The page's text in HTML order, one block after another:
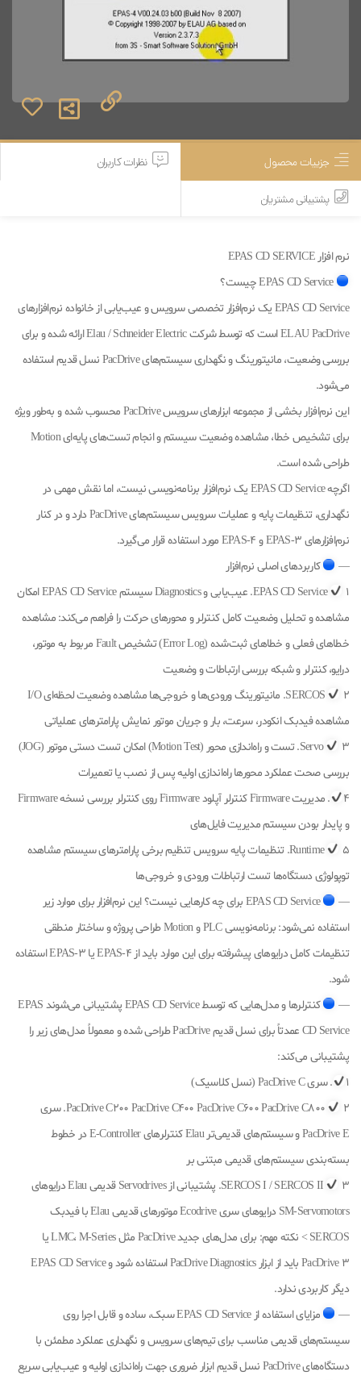
جزییات محصول نظرات کاربران
پشتیبانی مشتریان
نرم افزار EPAS CD SERVICE
EPAS CD Service چیست؟
EPAS CD Service یک نرم‌افزار تخصصی سرویس و عیب‌یابی از خانواده نرم‌افزارهای
ELAU PacDrive است که توسط شرکت Elau / Schneider Electric ارائه شده و برای
بررسی وضعیت، مانیتورینگ و نگهداری سیستم‌های PacDrive نسل قدیم استفاده
می‌شود.
این نرم‌افزار بخشی از مجموعه ابزارهای سرویس PacDrive محسوب شده و به‌طور ویژه
برای تشخیص خطا، مشاهده وضعیت سیستم و انجام تست‌های پایه‌ای Motion
طراحی شده است.
اگرچه EPAS CD Service یک نرم‌افزار برنامه‌نویسی نیست، اما نقش مهمی در
نگهداری، تنظیمات پایه و عملیات سرویس سیستم‌های PacDrive دارد و در کنار
نرم‌افزارهای EPAS-3 و EPAS-4 مورد استفاده قرار می‌گیرد.
—
کاربردهای اصلی نرم‌افزار
EPAS CD Service
1. عیب‌یابی و Diagnostics سیستم EPAS CD Service امکان
مشاهده و تحلیل وضعیت کامل کنترلر و محورهای حرکت را فراهم می‌کند: مشاهده
خطاهای فعلی و خطاهای ثبت‌شده (Error Log) تشخیص Fault مربوط به موتور،
درایو، کنترلر و شبکه بررسی ارتباطات و وضعیت
SERCOS
2. مانیتورینگ ورودی‌ها و خروجی‌ها مشاهده وضعیت لحظه‌ای I/O
مشاهده فیدبک انکودر، سرعت، بار و جریان موتور نمایش پارامترهای عملیاتی
Servo
3. تست و راه‌اندازی محور (Motion Test) امکان تست دستی موتور (JOG)
بررسی صحت عملکرد محورها راه‌اندازی اولیه پس از نصب یا تعمیرات
4
. مدیریت Firmware کنترلر آپلود Firmware روی کنترلر بررسی نسخه Firmware
و پایدار بودن سیستم مدیریت فایل‌های
Runtime5. تنظیمات پایه سرویس تنظیم برخی پارامترهای سیستم مشاهده
توپولوژی دستگاه‌ها تست ارتباطات ورودی و خروجی‌ها
—
EPAS CD Service برای چه کارهایی نیست؟ این نرم‌افزار برای موارد زیر
استفاده نمی‌شود: برنامه‌نویسی PLC و Motion طراحی پروژه و ساختار منطقی
تنظیمات کامل درایوهای پیشرفته برای این موارد باید از EPAS-4 یا EPAS-3 استفاده
شود.
—
کنترلرها و مدل‌هایی که توسط EPAS CD Service پشتیبانی می‌شوند EPAS
CD Service عمدتاً برای نسل قدیم PacDrive طراحی شده و معمولاً مدل‌های زیر را
پشتیبانی می‌کند:
1
. سری PacDrive C (نسل کلاسیک)
PacDrive C200 PacDrive C400 PacDrive C600 PacDrive C8002. سری
PacDrive E و سیستم‌های قدیمی‌تر Elau کنترلرهای E-Controller در خطوط
بسته‌بندی سیستم‌های قدیمی مبتنی بر
SERCOS I / SERCOS II
3. پشتیبانی از Servodrives قدیمی Elau درایوهای
SM-Servomotors درایوهای سری Ecodrive موتورهای قدیمی Elau با فیدبک
SERCOS > نکته مهم: برای مدل‌های جدید PacDrive مثل LMC، M-Series یا
PacDrive 3 باید از ابزار PacDrive Diagnostics استفاده شود و EPAS CD Service
دیگر کاربردی ندارد.
—
مزایای استفاده از EPAS CD Service سبک، ساده و قابل اجرا روی
سیستم‌های قدیمی مناسب برای تیم‌های سرویس و نگهداری عملکرد مطمئن با
دستگاه‌های PacDrive نسل قدیم ابزار ضروری جهت راه‌اندازی اولیه و عیب‌یابی سریع